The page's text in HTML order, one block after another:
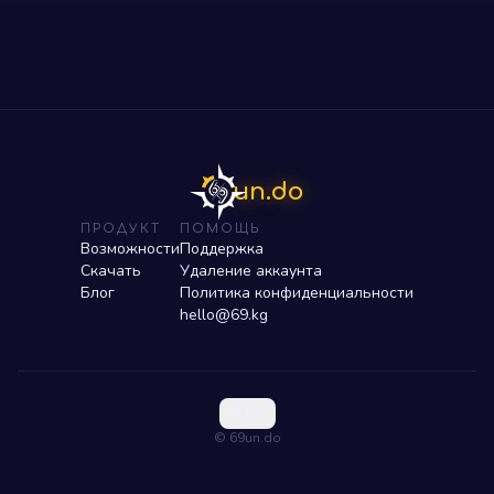
un.do
ПРОДУКТ
Возможности
Скачать
Блог
ПОМОЩЬ
Поддержка
Удаление аккаунта
Политика конфиденциальности
hello@69.kg
© 69un.do